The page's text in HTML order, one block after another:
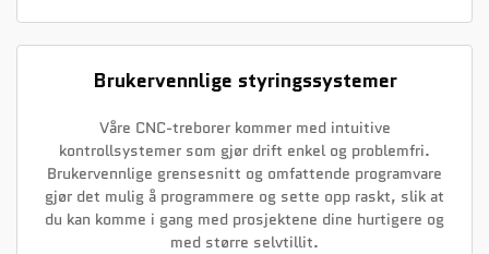
Brukervennlige styringssystemer
Våre CNC-treborer kommer med intuitive
kontrollsystemer som gjør drift enkel og problemfri.
Brukervennlige grensesnitt og omfattende programvare
gjør det mulig å programmere og sette opp raskt, slik at
du kan komme i gang med prosjektene dine hurtigere og
med større selvtillit.